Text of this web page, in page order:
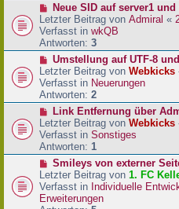
N
e
u
e
r
B
e
i
t
a
g
Neue SID auf server1 und
Letzter Beitrag von Admiral «
Verfasst in wkQB
Antworten: 3
N
e
u
e
r
B
e
i
t
a
g
Umstellung auf UTF-8
Letzter Beitrag von Webkicks
Verfasst in Neuerungen
Antworten: 2
N
e
u
e
r
B
e
i
t
Link Entfernung über
Letzter Beitrag von Webkicks
Verfasst in Sonstiges
Antworten: 1
N
e
u
e
Smileys von externer
Letzter Beitrag von 1. FC
Verfasst in Individuelle
Erweiterungen